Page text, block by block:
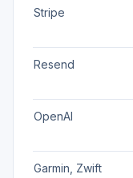
Stripe
Resend
OpenAI
Garmin, Zwift